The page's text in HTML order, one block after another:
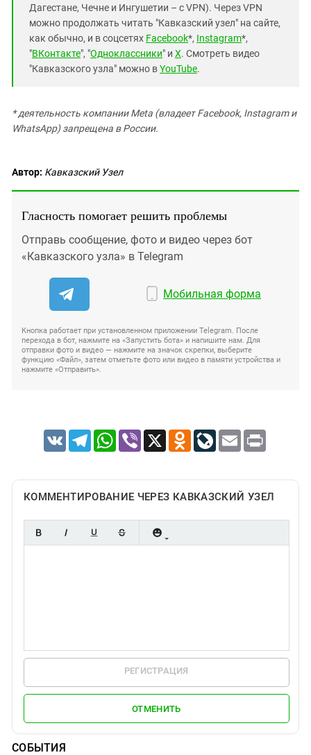
Дагестане, Чечне и Ингушетии – с VPN). Через VPN
можно продолжать читать "Кавказский узел" на сайте,
как обычно, и в соцсетях Facebook*, Instagram*,
"ВКонтакте", "Одноклассники" и X. Смотреть видео
"Кавказского узла" можно вYouTube.
* деятельность компании Meta (владеет Facebook, Instagram и
WhatsApp) запрещена в России.
Автор: Кавказский Узел
Гласность помогает решить проблемы
Отправь сообщение, фото и видео через бот
«Кавказского узла» в Telegram
Мобильная форма
Кнопка работает при установленном приложении Telegram. После
перехода в бот, нажмите на «Запустить бота» и напишите нам. Для
отправки фото и видео — нажмите на значок скрепки, выберите
функцию «Файл», затем отметьте фото или видео в памяти устройства и
нажмите «Отправить».
VK TelegramWhatsApp
Viber X Odnoklassniki
LiveJournal
Email Print
КОММЕНТИРОВАНИЕ ЧЕРЕЗ КАВКАЗСКИЙ УЗЕЛ
РЕГИСТРАЦИЯ
ОТМЕНИТЬ
СОБЫТИЯ